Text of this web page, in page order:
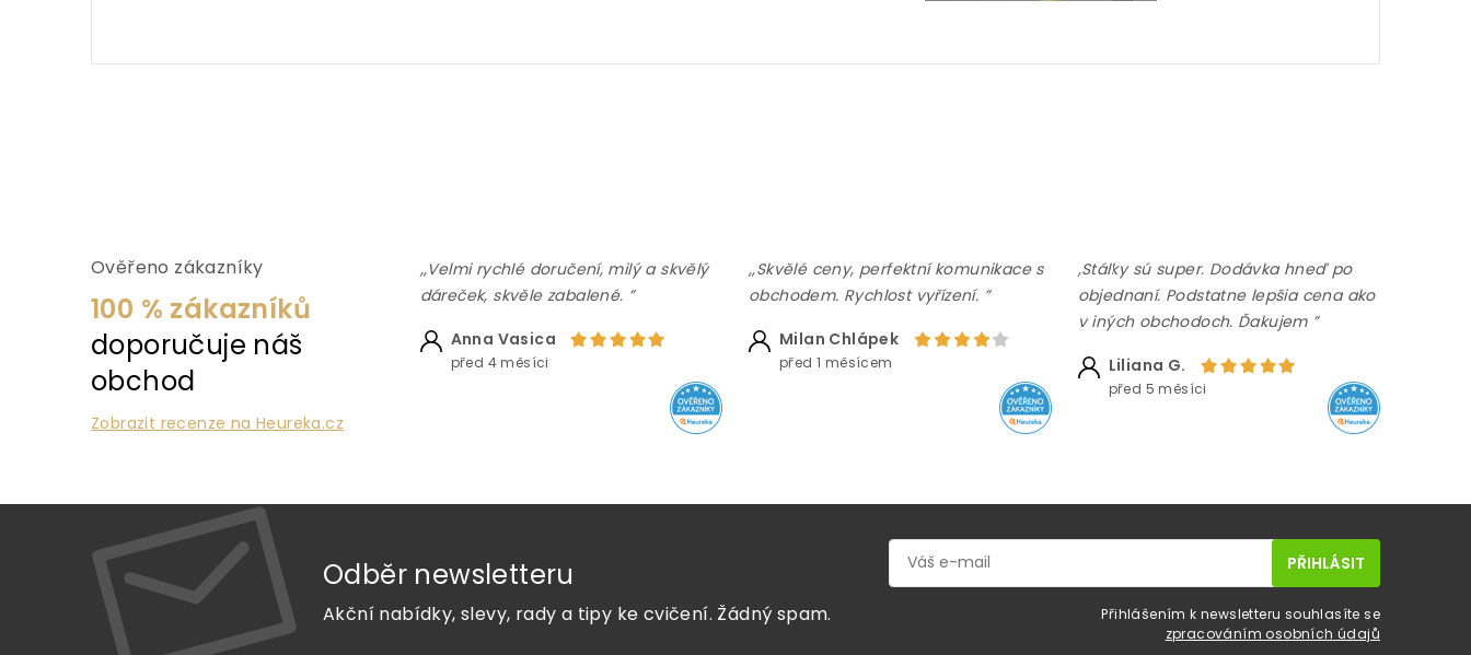
Ověřeno zákazníky
100 % zákazníků
doporučuje náš
obchod
Zobrazit recenze na Heureka.cz
,,Velmi rychlé doručení, milý a skvělý
dáreček, skvěle zabalené. ”
Anna Vasica
před 4 měsíci
,,Skvělé ceny, perfektní komunikace s
obchodem. Rychlost vyřízení. ”
Milan Chlápek
před 1 měsícem
,Stálky sú super. Dodávka hneď po
objednaní. Podstatne lepšia cena ako
v iných obchodoch. Ďakujem ”
Liliana G.
před 5 měsíci
Odběr newsletteru
Akční nabídky, slevy, rady a tipy ke cvičení. Žádný spam.
Přihlášením k newsletteru souhlasíte se
zpracováním osobních údajů